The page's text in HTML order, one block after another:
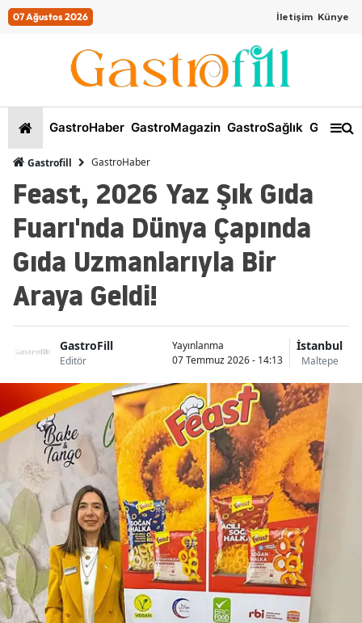
07 Ağustos 2026 İletişim Künye
GastroHaber GastroMagazin GastroSağlık
Gastrofill GastroHaber
Feast, 2026 Yaz Şık Gıda
Fuarı'nda Dünya Çapında
Gıda Uzmanlarıyla Bir
Araya Geldi!
GastroFill
Editör
Yayınlanma
07 Temmuz 2026 - 14:13
İstanbul
Maltepe